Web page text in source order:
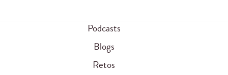
Podcasts
Blogs
Retos